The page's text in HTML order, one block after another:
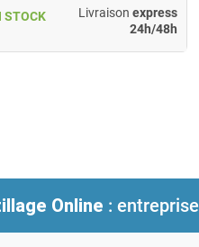
STOCK Livraison express
24h/48h
Online : entreprise